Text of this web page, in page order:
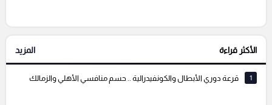
التعليقات السابقة
الأكثر قراءة المزيد
1 قرعة دوري الأبطال والكونفيدرالية .. حسم منافسي الأهلي والزمالك